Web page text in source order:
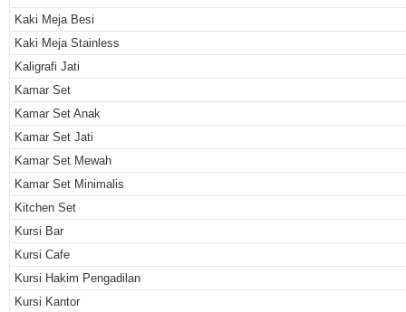
Kaki Meja Besi
Kaki Meja Stainless
Kaligrafi Jati
Kamar Set
Kamar Set Anak
Kamar Set Jati
Kamar Set Mewah
Kamar Set Minimalis
Kitchen Set
Kursi Bar
Kursi Cafe
Kursi Hakim Pengadilan
Kursi Kantor